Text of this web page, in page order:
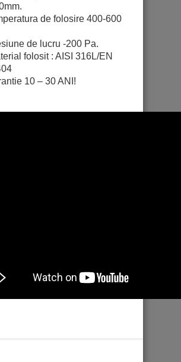
de folosire 400-600
de lucru -200 Pa.
folosit : AISI 316L/EN
10 – 30 ANI!